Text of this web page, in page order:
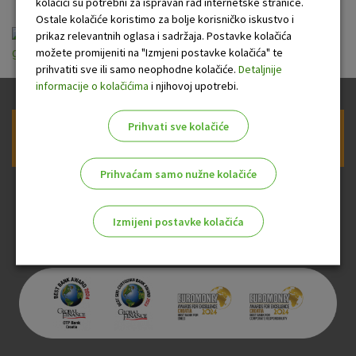
Opće informacije o online (Cash2Go)
gotovinskom kreditu_f2.pdf
Prijava na newsletter OTP banke
Ostale kolačiće koristimo za bolje korisničko iskustvo i
prikaz relevantnih oglasa i sadržaja. Postavke kolačića
možete promijeniti na "Izmjeni postavke kolačića" te
prihvatiti sve ili samo neophodne kolačiće. Detaljnije
informacije o kolačićima i njihovoj upotrebi.
Prihvati sve kolačiće
Prihvaćam samo nužne kolačiće
Izmijeni postavke kolačića